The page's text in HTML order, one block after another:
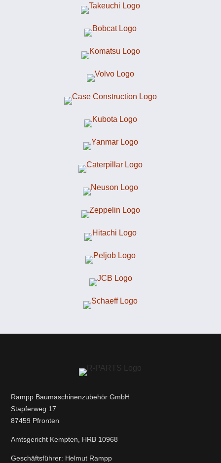
Rampp Baumaschinenzubehör GmbH
Stapferweg 17
87459 Pfronten
Amtsgericht Kempten, HRB 10968
Geschäftsführer: Helmut Rampp